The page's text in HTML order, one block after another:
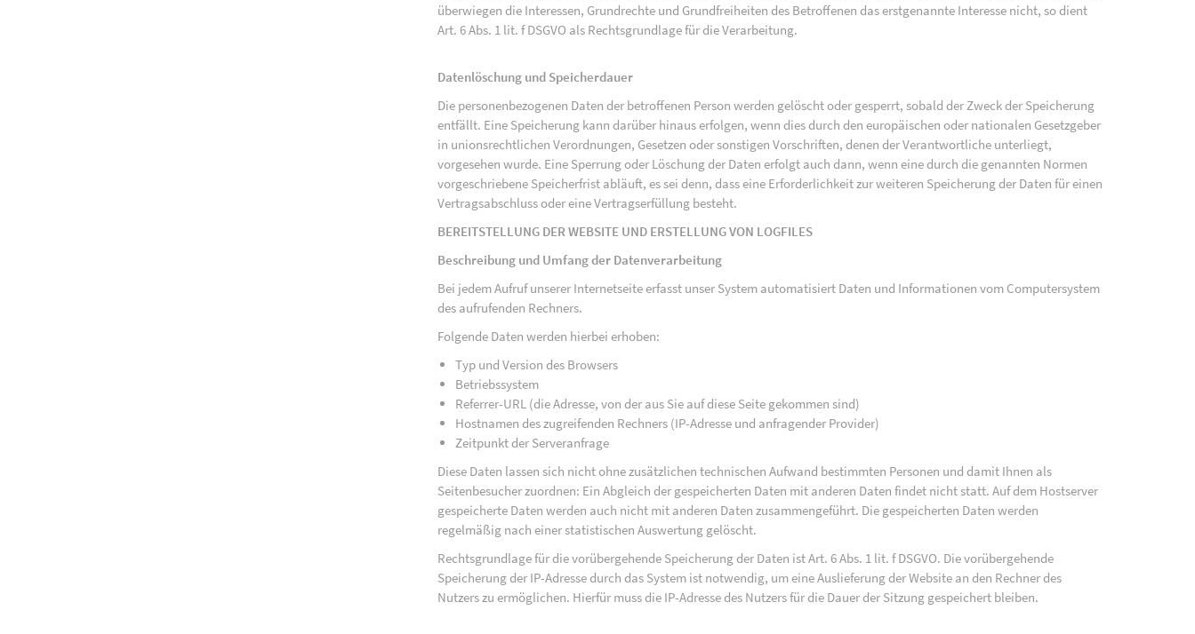
überwiegen die Interessen, Grundrechte und Grundfreiheiten des Betroffenen das erstgenannte Interesse nicht, so dient
Art. 6 Abs. 1 lit. f DSGVO als Rechtsgrundlage für die Verarbeitung.
Datenlöschung und Speicherdauer
Die personenbezogenen Daten der betroffenen Person werden gelöscht oder gesperrt, sobald der Zweck der Speicherung
entfällt. Eine Speicherung kann darüber hinaus erfolgen, wenn dies durch den europäischen oder nationalen Gesetzgeber
in unionsrechtlichen Verordnungen, Gesetzen oder sonstigen Vorschriften, denen der Verantwortliche unterliegt,
vorgesehen wurde. Eine Sperrung oder Löschung der Daten erfolgt auch dann, wenn eine durch die genannten Normen
vorgeschriebene Speicherfrist abläuft, es sei denn, dass eine Erforderlichkeit zur weiteren Speicherung der Daten für einen
Vertragsabschluss oder eine Vertragserfüllung besteht.
BEREITSTELLUNG DER WEBSITE UND ERSTELLUNG VON LOGFILES
Beschreibung und Umfang der Datenverarbeitung
Bei jedem Aufruf unserer Internetseite erfasst unser System automatisiert Daten und Informationen vom Computersystem
des aufrufenden Rechners.
Folgende Daten werden hierbei erhoben:
Typ und Version des Browsers
Betriebssystem
Referrer-URL (die Adresse, von der aus Sie auf diese Seite gekommen sind)
Hostnamen des zugreifenden Rechners (IP-Adresse und anfragender Provider)
Zeitpunkt der Serveranfrage
Diese Daten lassen sich nicht ohne zusätzlichen technischen Aufwand bestimmten Personen und damit Ihnen als
Seitenbesucher zuordnen: Ein Abgleich der gespeicherten Daten mit anderen Daten findet nicht statt. Auf dem Hostserver
gespeicherte Daten werden auch nicht mit anderen Daten zusammengeführt. Die gespeicherten Daten werden
regelmäßig nach einer statistischen Auswertung gelöscht.
Rechtsgrundlage für die vorübergehende Speicherung der Daten ist Art. 6 Abs. 1 lit. f DSGVO. Die vorübergehende
Speicherung der IP-Adresse durch das System ist notwendig, um eine Auslieferung der Website an den Rechner des
Nutzers zu ermöglichen. Hierfür muss die IP-Adresse des Nutzers für die Dauer der Sitzung gespeichert bleiben.